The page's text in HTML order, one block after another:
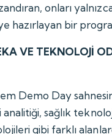
onları
hazırlayan bir
VE TEKNOLOJİ
Demo Day
sağlık
gibi farklı